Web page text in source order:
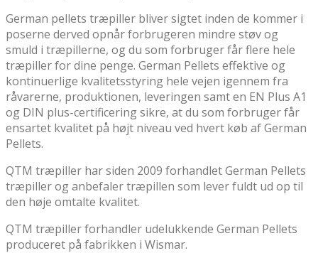
German pellets træpiller bliver sigtet inden de kommer i
poserne derved opnår forbrugeren mindre støv og
smuld i træpillerne, og du som forbruger får flere hele
træpiller for dine penge. German Pellets effektive og
kontinuerlige kvalitetsstyring hele vejen igennem fra
råvarerne, produktionen, leveringen samt en EN Plus A1
og DIN plus-certificering sikre, at du som forbruger får
ensartet kvalitet på højt niveau ved hvert køb af German
Pellets.
QTM træpiller har siden 2009 forhandlet German Pellets
træpiller og anbefaler træpillen som lever fuldt ud op til
den høje omtalte kvalitet.
QTM træpiller forhandler udelukkende German Pellets
produceret på fabrikken i Wismar.